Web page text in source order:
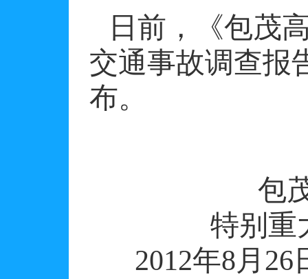
日前，《包茂
交通事故调查报
布。
包
特别重
2012年8月 26